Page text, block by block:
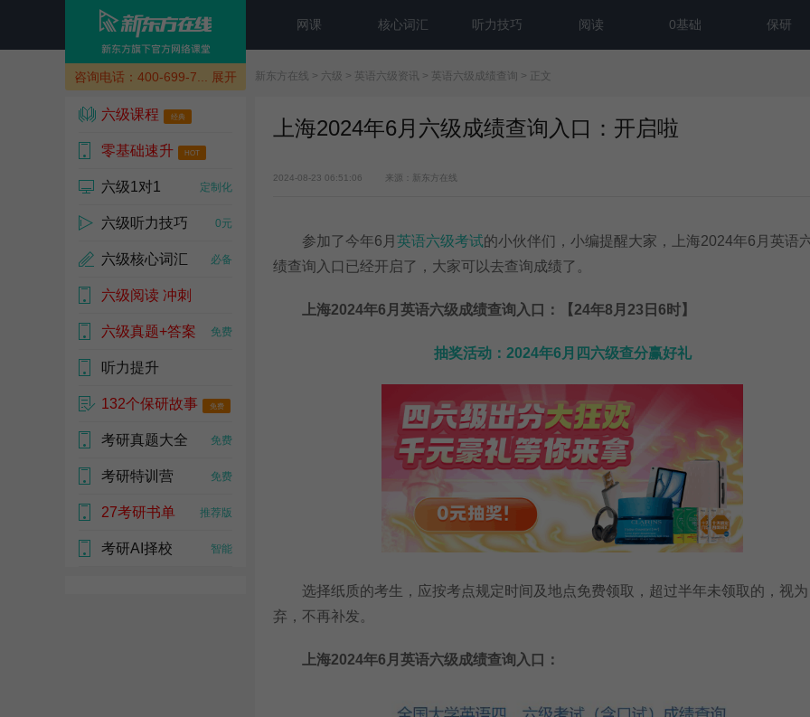
咨询电话：400-699-7... 展开
网课 核心词汇 听力技巧 阅读 0基础 保研
新东方在线 > 六级 > 英语六级资讯 > 英语六级成绩查询 > 正文
六级课程 经典
零基础速升 HOT
去试听
六级1对1 定制化
六级听力技巧 0元
六级核心词汇 必备
六级阅读 冲刺
200+大招
六级真题+答案 免费
听力提升
VOA&BBC原声
热门
132个保研故事 免费
考研真题大全 免费
考研特训营 免费
27考研书单 推荐版
考研AI择校 智能
上海2024年6月六级成绩查询入口：开启啦
2024-08-23 06:51:06 来源：新东方在线
参加了今年6月 英语六级考试的小伙伴们，小编提醒大家，上海2024年6月英语
绩查询入口已经开启了，大家可以去查询成绩了。
上海2024年6月英语六级成绩查询入口： 【24年8月23日6时】
抽奖活动：2024年6月四六级查分赢好礼
选择纸质的考生，应按考点规定时间及地点免费领取，超过半年未领取的，视为
弃，不再补发。
上海2024年6月英语六级成绩查询入口：